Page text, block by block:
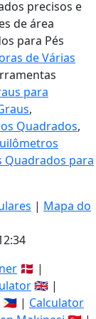
precisos e
de área
para Pés
de Várias
para
,
Quadrados,
Quadrados para
| Mapa do
🇩🇰 |
🇬🇧 |
🇵🇭 | Calculator